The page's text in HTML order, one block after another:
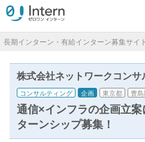
長期インターン・有給インターン募集サイ
株式会社ネットワークコンサ
コンサルティング 企画 東京都 豊島
通信×インフラの企画立
ターンシップ募集！